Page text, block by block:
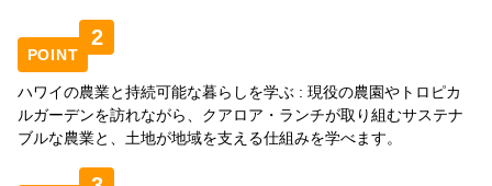
POINT
2
ハワイの農業と持続可能な暮らしを学ぶ : 現役の農園やトロピカ
ルガーデンを訪れながら、クアロア・ランチが取り組むサステナ
ブルな農業と、土地が地域を支える仕組みを学べます。